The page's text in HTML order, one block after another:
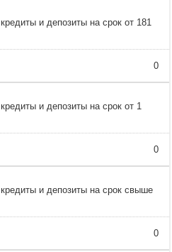
и депозиты на срок от 181
0
и депозиты на срок от 1
0
и депозиты на срок свыше
0